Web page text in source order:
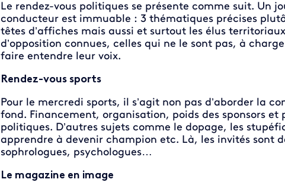
Le rendez-vous politiques se présente comme suit. Un
conducteur est immuable : 3 thématiques précises
têtes d’affiches mais aussi et surtout les élus
d’opposition connues, celles qui ne le sont pas, à
faire entendre leur voix.
Rendez-vous sports
Pour le mercredi sports, il s’agit non pas d’aborder la
fond. Financement, organisation, poids des sponsors et
politiques. D’autres sujets comme le dopage, les
apprendre à devenir champion etc. Là, les invités sont
sophrologues, psychologues…
Le magazine en image